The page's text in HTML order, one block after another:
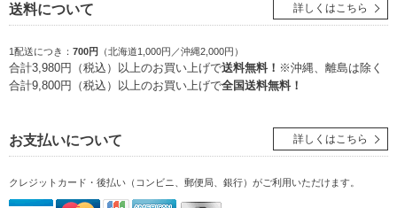
送料について
1配送につき： 700円 （北海道1,000円／沖縄2,000円）
合計3,980円（税込）以上のお買い上げで送料無料！ ※沖縄、離島は除く
合計9,800円（税込）以上のお買い上げで全国送料無料！
詳しくはこちら
お支払いについて
クレジットカード・後払い（コンビニ、郵便局、銀行） がご利用いただけます。
詳しくはこちら